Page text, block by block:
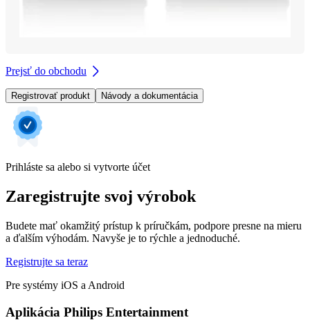
Prejsť do obchodu
Registrovať produkt Návody a dokumentácia
Prihláste sa alebo si vytvorte účet
Zaregistrujte svoj výrobok
Budete mať okamžitý prístup k príručkám, podpore presne na mieru
a ďalším výhodám. Navyše je to rýchle a jednoduché.
Registrujte sa teraz
Pre systémy iOS a Android
Aplikácia Philips Entertainment